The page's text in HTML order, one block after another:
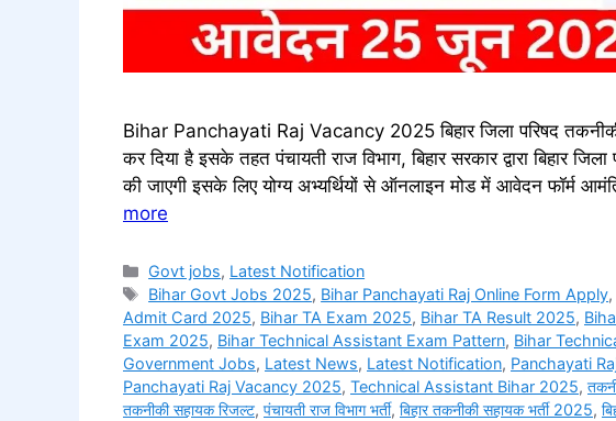
Bihar Panchayati Raj Vacancy 2025 बिहार जिला परिषद
कर दिया है इसके तहत पंचायती राज विभाग, बिहार सरकार द्वारा बिहार
की जाएगी इसके लिए योग्य अभ्यर्थियों से ऑनलाइन मोड में आवेदन फॉर्म
more
Categories
Govt jobs, Latest Notification
Tags
Bihar Govt Jobs 2025, Bihar Panchayati Raj Online Form Apply,
Admit Card 2025, Bihar TA Exam 2025, Bihar TA Result 2025,
Exam 2025, Bihar Technical Assistant Exam Pattern, Bihar
Government Jobs, Latest News, Latest Notification, Panchayati
Panchayati Raj Vacancy 2025, Technical Assistant Bihar 2025,
तकनीकी सहायक रिजल्ट, पंचायती राज विभाग भर्ती, बिहार तकनीकी सहायक भर्ती 2025,